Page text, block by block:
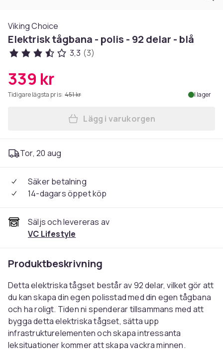
Viking Choice
Elektrisk tågbana - polis - 92 delar - blå
3,3 (3)
339 kr
Tidigare lägsta pris: 451 kr I lager
Lägg till Elektrisk tågbana
Lägg i varukorgen
Tor, 20 aug
Säker betalning
14-dagars öppet köp
Säljs och levereras av
VC Lifestyle
Produktbeskrivning
Detta elektriska tågset består av 92 delar, vilket gör att
du kan skapa din egen polisstad med din egen tågbana
och ha roligt. Tiden ni spenderar tillsammans med att
bygga detta elektriska tågset, sätta upp
infrastrukturelementen och skapa intressanta
leksituationer kommer att skapa vackra minnen.